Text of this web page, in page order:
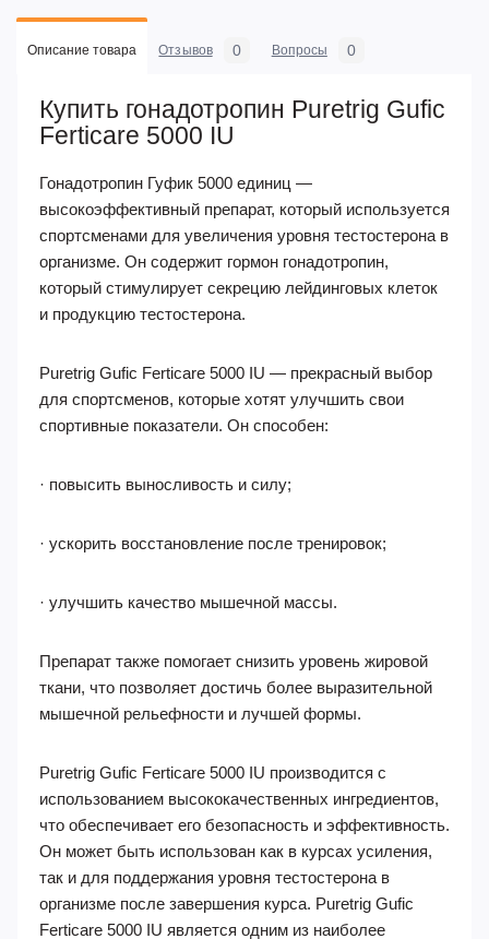
Описание товара Отзывов 0 Вопросы 0
Купить гонадотропин Puretrig Gufic
Ferticare 5000 IU
Гонадотропин Гуфик 5000 единиц —
высокоэффективный препарат, который используется
спортсменами для увеличения уровня тестостерона в
организме. Он содержит гормон гонадотропин,
который стимулирует секрецию лейдинговых клеток
и продукцию тестостерона.
Puretrig Gufic Ferticare 5000 IU — прекрасный выбор
для спортсменов, которые хотят улучшить свои
спортивные показатели. Он способен:
· повысить выносливость и силу;
· ускорить восстановление после тренировок;
· улучшить качество мышечной массы.
Препарат также помогает снизить уровень жировой
ткани, что позволяет достичь более выразительной
мышечной рельефности и лучшей формы.
Puretrig Gufic Ferticare 5000 IU производится с
использованием высококачественных ингредиентов,
что обеспечивает его безопасность и эффективность.
Он может быть использован как в курсах усиления,
так и для поддержания уровня тестостерона в
организме после завершения курса. Puretrig Gufic
Ferticare 5000 IU является одним из наиболее